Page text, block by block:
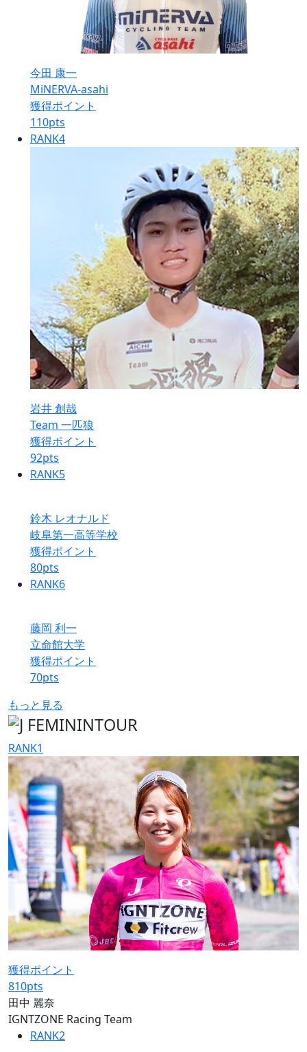
今田 康一
MiNERVA-asahi
獲得ポイント
110pts
RANK4
岩井 創哉
Team 一匹狼
獲得ポイント
92pts
RANK5
鈴木 レオナルド
岐阜第一高等学校
獲得ポイント
80pts
RANK6
藤岡 利一
立命館大学
獲得ポイント
70pts
もっと見る
RANK1
獲得ポイント
810pts
田中 麗奈
IGNTZONE Racing Team
RANK2